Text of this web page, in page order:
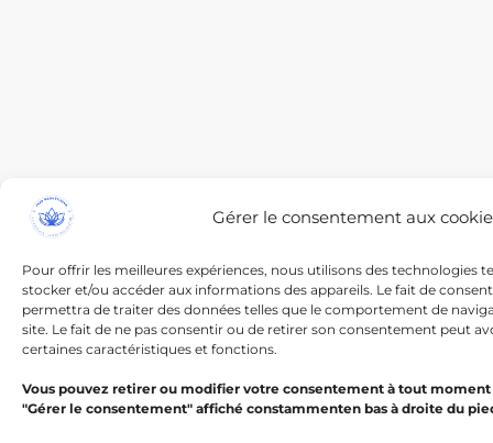
Gérer le consentement aux
Pour offrir les meilleures expériences, nous utilisons des technologies
stocker et/ou accéder aux informations des appareils. Le fait de
permettra de traiter des données telles que le comportement de
site. Le fait de ne pas consentir ou de retirer son consentement peut
certaines caractéristiques et fonctions.
Vous pouvez retirer ou modifier votre consentement à tout
"Gérer le consentement" affiché constammenten bas à droite du